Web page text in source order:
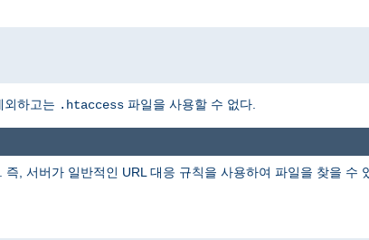
외하고는 .htaccess 파일을 사용할 수 없다.
, 서버가 일반적인 URL 대응 규칙을 사용하여 파일을 찾을 수